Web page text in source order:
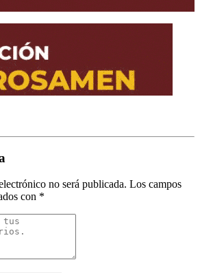
no será publicada. Los campos
con *